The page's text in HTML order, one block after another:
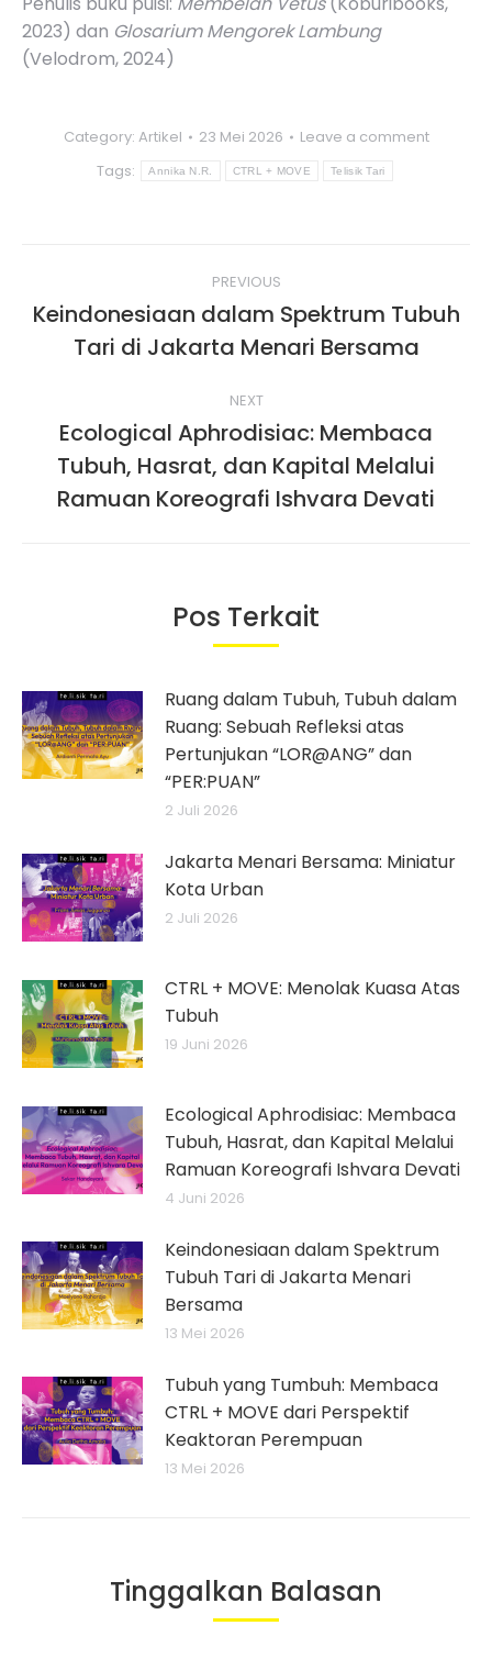
2023) dan Glosarium Mengorek Lambung
(Velodrom, 2024)
Category: Artikel 23 Mei 2026
Leave a comment
Tags:
Annika N.R. CTRL + MOVE Telisik Tari
navigation
PREVIOUS
Previous
post:
Keindonesiaan dalam Spektrum Tubuh
Tari di Jakarta Menari Bersama
NEXT
Next
post:
Ecological Aphrodisiac: Membaca
Tubuh, Hasrat, dan Kapital Melalui
Ramuan Koreografi Ishvara Devati
Pos Terkait
Ruang dalam Tubuh, Tubuh dalam
Ruang: Sebuah Refleksi atas
Pertunjukan “LOR@ANG” dan
“PER:PUAN”
2 Juli 2026
Jakarta Menari Bersama: Miniatur
Kota Urban
2 Juli 2026
CTRL + MOVE: Menolak Kuasa Atas
Tubuh
19 Juni 2026
Ecological Aphrodisiac: Membaca
Tubuh, Hasrat, dan Kapital Melalui
Ramuan Koreografi Ishvara Devati
4 Juni 2026
Keindonesiaan dalam Spektrum
Tubuh Tari di Jakarta Menari
Bersama
13 Mei 2026
Tubuh yang Tumbuh: Membaca
CTRL + MOVE dari Perspektif
Keaktoran Perempuan
13 Mei 2026
Tinggalkan Balasan